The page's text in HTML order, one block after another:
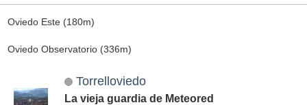
Oviedo Este (180m)
Oviedo Observatorio (336m)
Torrelloviedo
La vieja guardia de Meteored